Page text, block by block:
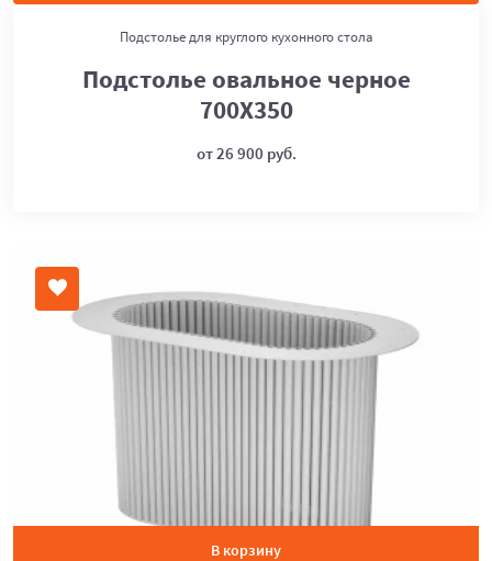
Подстолье для круглого кухонного стола
Подстолье овальное черное
700Х350
от 26 900 руб.
В корзину